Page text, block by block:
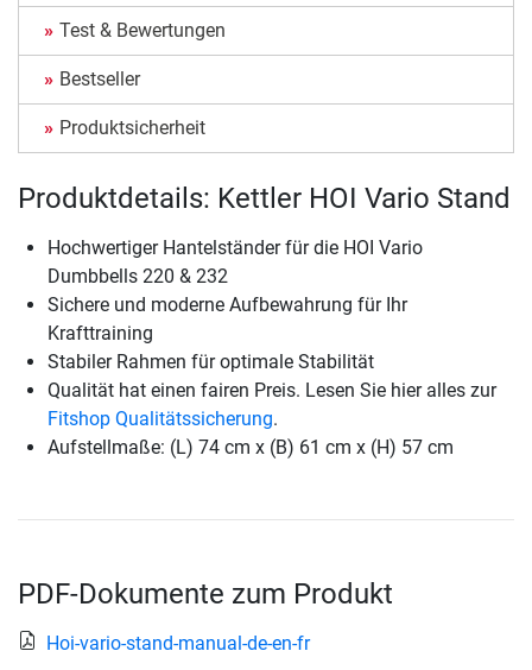
Test & Bewertungen
Bestseller
Produktsicherheit
Produktdetails: Kettler HOI Vario Stand
Hochwertiger Hantelständer für die HOI Vario
Dumbbells 220 & 232
Sichere und moderne Aufbewahrung für Ihr
Krafttraining
Stabiler Rahmen für optimale Stabilität
Qualität hat einen fairen Preis. Lesen Sie hier alles zur
Fitshop Qualitätssicherung.
Aufstellmaße: (L) 74 cm x (B) 61 cm x (H) 57 cm
PDF-Dokumente zum Produkt
Hoi-vario-stand-manual-de-en-fr